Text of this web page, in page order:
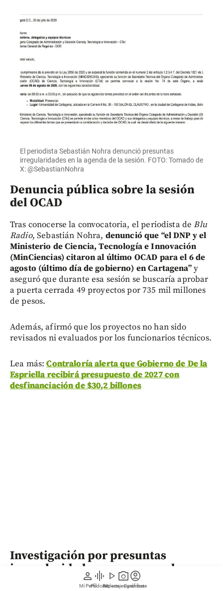
person
Mi Perfil
graphic_eq
Pódcast
play_arrow
Videos
photo_camera
Reportajes gráficos
account_circle
Suscríbete
El periodista Sebastián Nohra denunció presuntas
irregularidades en la agenda de la sesión. FOTO: Tomado de
X: @SebastianNohra
Denuncia pública sobre la sesión
del OCAD
Tras conocerse la convocatoria, el periodista deBlu
Radio, Sebastián Nohra, denunció que “el DNP y el
Ministerio de Ciencia, Tecnología e Innovación
(MinCiencias) citaron al último OCAD para el 6 de
agosto (último día de gobierno) en Cartagena”y
aseguró que durante esa sesión se buscaría aprobar
a puerta cerrada 49 proyectos por 735 mil millones
de pesos.
Además, afirmó que los proyectos no han sido
revisados ni evaluados por los funcionarios técnicos.
Lea más:Contraloría alerta que Gobierno de De la
Espriella recibirá presupuesto de 2027 con
desfinanciación de $30,2 billones
Investigación por presuntas
irregularidades en recursos de